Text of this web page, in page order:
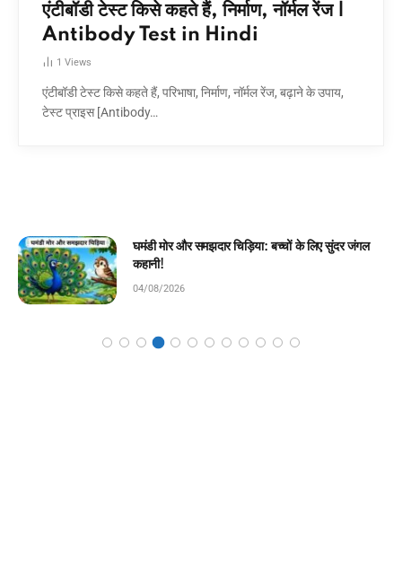
एंटीबॉडी टेस्ट किसे कहते हैं, निर्माण, नॉर्मल रेंज |
Antibody Test in Hindi
1 Views
एंटीबॉडी टेस्ट किसे कहते हैं, परिभाषा, निर्माण, नॉर्मल रेंज, बढ़ाने के उपाय,
टेस्ट प्राइस [Antibody…
घमंडी मोर और समझदार चिड़िया: बच्चों के लिए सुंदर जंगल
कहानी!
04/08/2026